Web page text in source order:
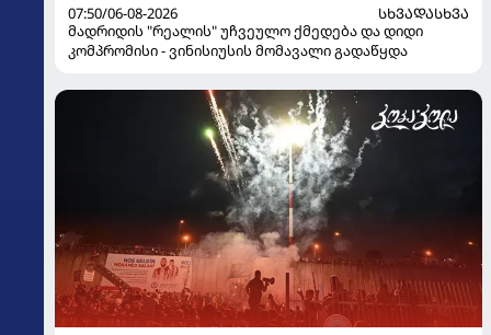
07:50/06-08-2026
ᲡᲮᲕᲐᲓᲐᲡᲮᲕᲐ
მადრიდის "რეალის" უჩვეულო ქმედება და დიდი
კომპრომისი - ვინისიუსის მომავალი გადაწყდა